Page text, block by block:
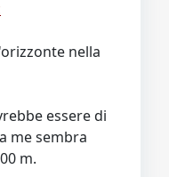
nella
essere di
me sembra
m.